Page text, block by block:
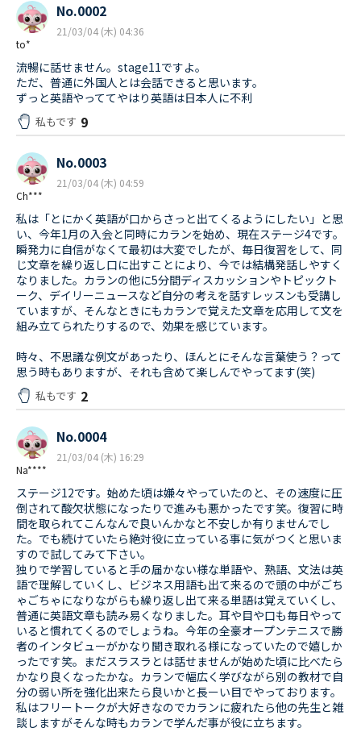
to*
No.0002
21/03/04 (木) 04:36
流暢に話せません。stage11ですよ。
ただ、普通に外国人とは会話できると思います。
ずっと英語やっててやはり英語は日本人に不利
私もです 9
Ch***
No.0003
21/03/04 (木) 04:59
私は「とにかく英語が口からさっと出てくるようにしたい」と思
い、今年1月の入会と同時にカランを始め、現在ステージ4です。
瞬発力に自信がなくて最初は大変でしたが、毎日復習をして、同
じ文章を繰り返し口に出すことにより、今では結構発話しやすく
なりました。カランの他に5分間ディスカッションやトピックト
ーク、デイリーニュースなど自分の考えを話すレッスンも受講し
ていますが、そんなときにもカランで覚えた文章を応用して文を
組み立てられたりするので、効果を感じています。
時々、不思議な例文があったり、ほんとにそんな言葉使う？って
思う時もありますが、それも含めて楽しんでやってます(笑)
私もです 2
Na****
No.0004
21/03/04 (木) 16:29
ステージ12です。始めた頃は嫌々やっていたのと、その速度に圧
倒されて酸欠状態になったりで進みも悪かったです笑。復習に時
間を取られてこんなんで良いんかなと不安しか有りませんでし
た。でも続けていたら絶対役に立っている事に気がつくと思いま
すので試してみて下さい。
独りで学習していると手の届かない様な単語や、熟語、文法は英
語で理解していくし、ビジネス用語も出て来るので頭の中がごち
ゃごちゃになりながらも繰り返し出て来る単語は覚えていくし、
普通に英語文章も読み易くなりました。耳や目や口も毎日やって
いると慣れてくるのでしょうね。今年の全豪オープンテニスで勝
者のインタビューがかなり聞き取れる様になっていたので嬉しか
ったです笑。まだスラスラとは話せませんが始めた頃に比べたら
かなり良くなったかな。カランで幅広く学びながら別の教材で自
分の弱い所を強化出来たら良いかと長ーい目でやっております。
私はフリートークが大好きなのでカランに疲れたら他の先生と雑
談しますがそんな時もカランで学んだ事が役に立ちます。